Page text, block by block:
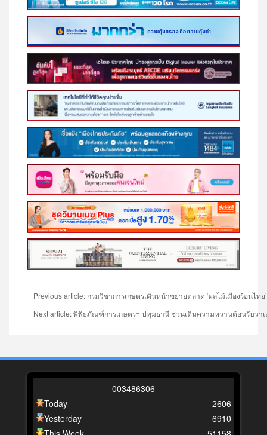
Previous article: กรมวิชาการเกษตรเดินหน้าขยายตลาด ‘ผลไม้เมืองร้อนไ
Next article: พิพิธภัณฑ์การเกษตรฯ ปทุมธานี ชวนเติมความหวานต้อนรับวา
003486306
Today
Yesterday
2606
6910